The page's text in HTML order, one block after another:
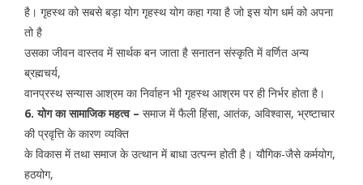
है। गृहस्थ को सबसे बड़ा योग गृहस्थ योग कहा गया है जो इस योग धर्म को अपना
तो है
उसका जीवन वास्तव में सार्थक बन जाता है सनातन संस्कृति में वर्णित अन्य
ब्रह्मचर्य,
वानप्रस्थ सन्यास आश्रम का निर्वाहन भी गृहस्थ आश्रम पर ही निर्भर होता है।
6. योग का सामाजिक महत्व – समाज में फैली हिंसा, आतंक, अविश्वास, भ्रष्टाचार
की प्रवृत्ति के कारण व्यक्ति
के विकास में तथा समाज के उत्थान में बाधा उत्पन्न होती है। यौगिक-जैसे कर्मयोग,
हठयोग,